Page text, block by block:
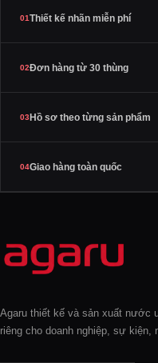
01Thiết kế nhãn miễn phí
02Đơn hàng từ 30 thùng
03Hồ sơ theo từng sản phẩm
04Giao hàng toàn quốc
Agaru thiết kế và sản xuất nước
riêng cho doanh nghiệp, sự kiện,